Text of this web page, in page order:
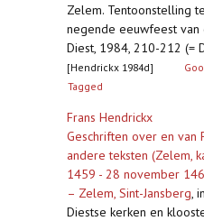
Zelem. Tentoonstelling
negende eeuwfeest
Diest, 1984, 210-212 (=
[Hendrickx 1984d]
Tagged
Frans Hendrickx
Geschriften over en van
andere teksten (Zelem,
1459 - 28 november
– Zelem, Sint-Jansberg,
Diestse kerken en